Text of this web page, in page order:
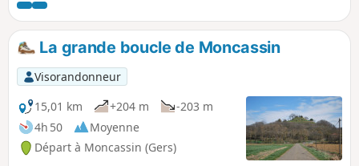
La grande boucle de Moncassin
Visorandonneur
15,01 km
+204 m
-203 m
4h 50
Moyenne
Départ à Moncassin (Gers)